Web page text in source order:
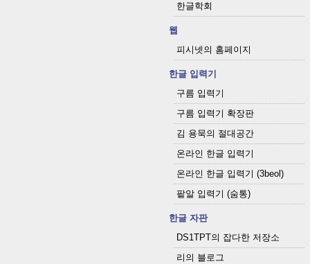
한글학회
웹
피시넷의 홈페이지
한글 입력기
구름 입력기
구름 입력기 확장판
김 용묵의 절대공간
온라인 한글 입력기
온라인 한글 입력기 (3beol)
팥알 입력기 (숨통)
한글 자판
DS1TPT의 잡다한 저장소
리의 블로그